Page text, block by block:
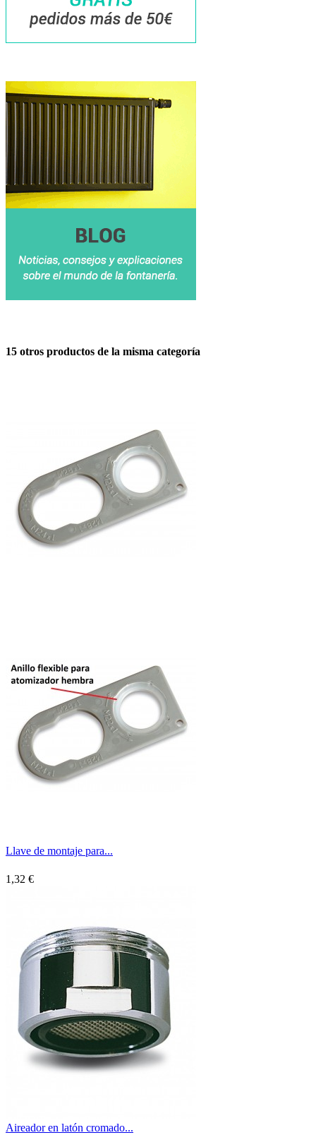
15 otros productos de la misma categoría
Llave de montaje para...
1,32 €
Aireador en latón cromado...